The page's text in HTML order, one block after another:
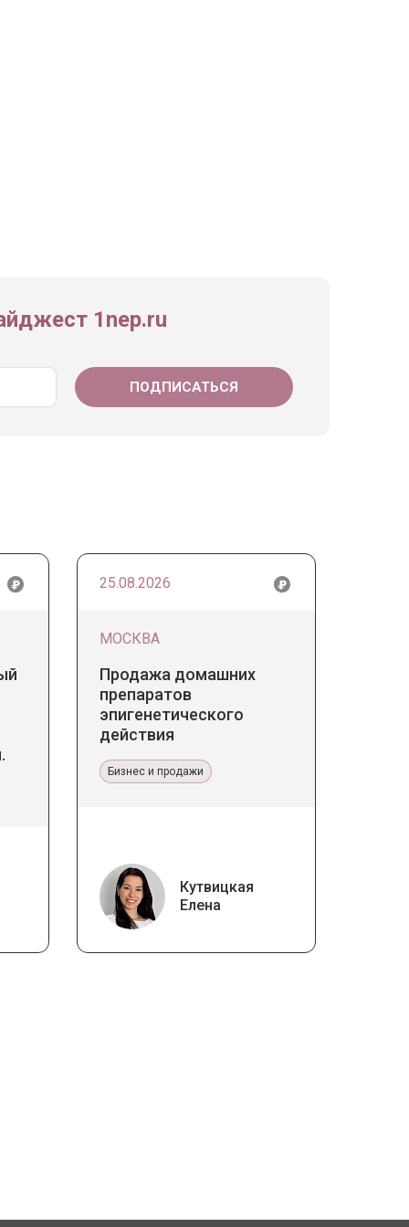
1nep.ru
25.08.2026
МОСКВА
Продажа домашних
препаратов
эпигенетического
действия
Бизнес и продажи
Кутвицкая
Елена